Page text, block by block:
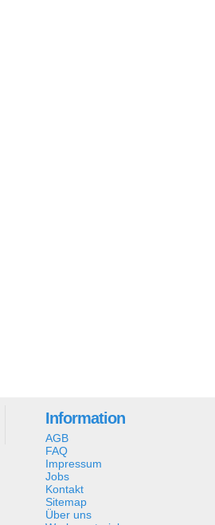
Information
AGB
FAQ
Impressum
Jobs
Kontakt
Sitemap
Über uns